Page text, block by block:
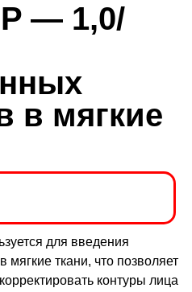
— 1,0/
в мягкие
для введения
мягкие ткани, что позволяет
контуры лица